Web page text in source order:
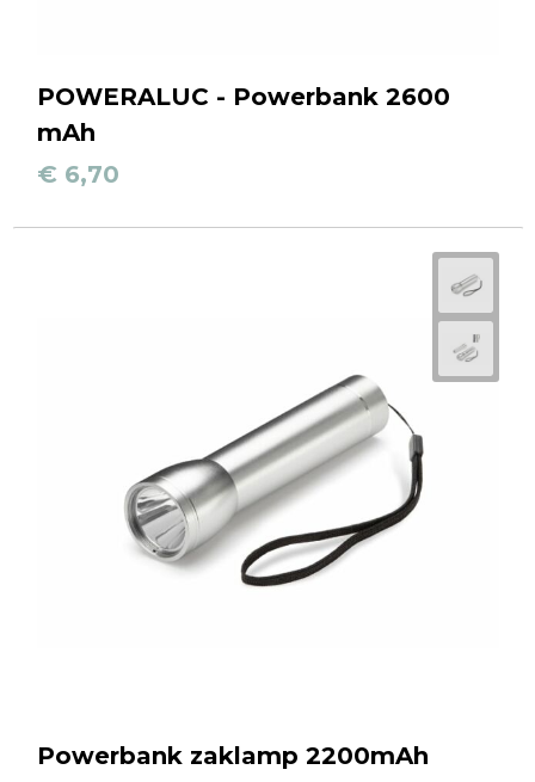
POWERALUC - Powerbank 2600
mAh
€ 6,70
Powerbank zaklamp 2200mAh